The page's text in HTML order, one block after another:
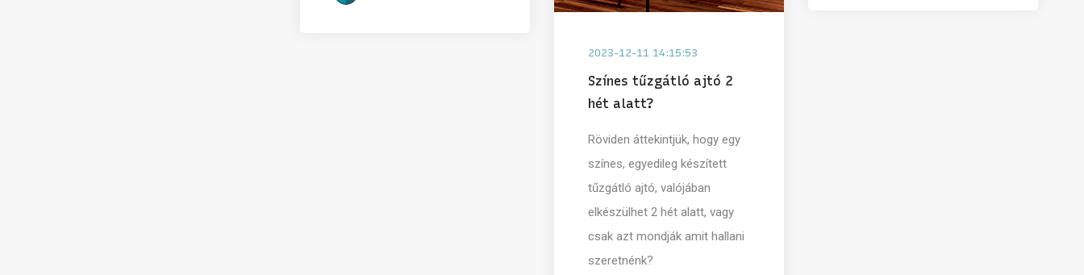
2023-12-11 14:15:53
Színes tűzgátló ajtó 2
hét alatt?
Röviden áttekintjük, hogy egy
színes, egyedileg készített
tűzgátló ajtó, valójában
elkészülhet 2 hét alatt, vagy
csak azt mondják amit hallani
szeretnénk?